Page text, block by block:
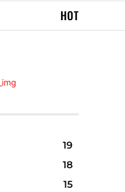
HOT
19
18
15